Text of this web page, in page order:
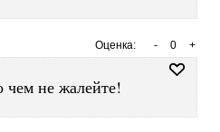
Оценка: +
0
-
чем не жалейте!